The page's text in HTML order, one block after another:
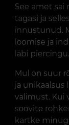
See amet
tagasi ja
innustunud.
loomise ja
läbi piercingu.
Mul on suur
ja
välimust. Kui
soovite
kartke